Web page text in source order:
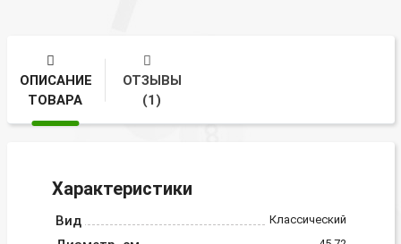
ОПИСАНИЕ
ТОВАРА
ОТЗЫВЫ
(1)
Характеристики
Вид Классический